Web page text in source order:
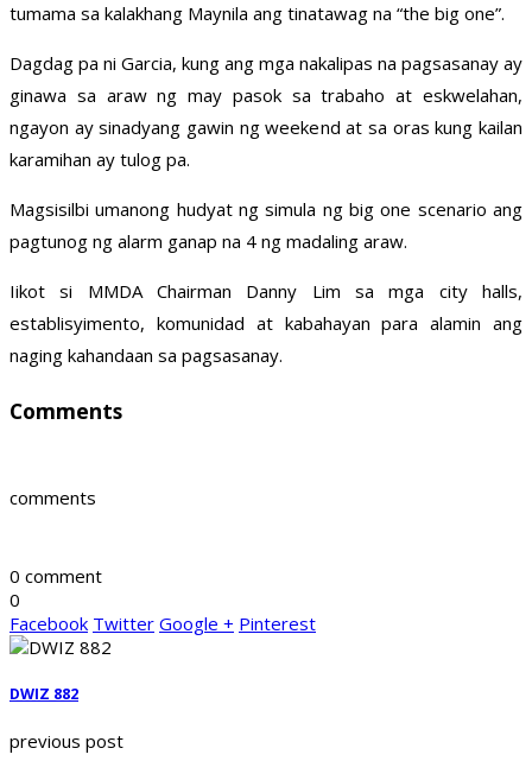
tumama sa kalakhang Maynila ang tinatawag na “the big one”.
Dagdag pa ni Garcia, kung ang mga nakalipas na pagsasanay ay
ginawa sa araw ng may pasok sa trabaho at eskwelahan,
ngayon ay sinadyang gawin ng weekend at sa oras kung kailan
karamihan ay tulog pa.
Magsisilbi umanong hudyat ng simula ng big one scenario ang
pagtunog ng alarm ganap na 4 ng madaling araw.
Iikot si MMDA Chairman Danny Lim sa mga city halls,
establisyimento, komunidad at kabahayan para alamin ang
naging kahandaan sa pagsasanay.
Comments
comments
0 comment
0
Facebook Twitter Google + Pinterest
DWIZ 882
previous post